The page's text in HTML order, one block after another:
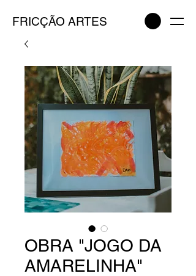
FRICÇÃO ARTES
OBRA "JOGO DA
AMARELINHA"